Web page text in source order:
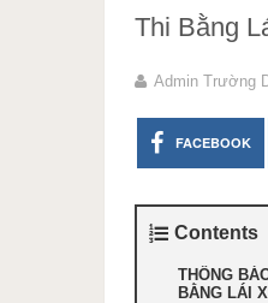
Thi Bằng
Admin Trường
FACEBOOK
Contents
THÔNG
BẰNG LÁI